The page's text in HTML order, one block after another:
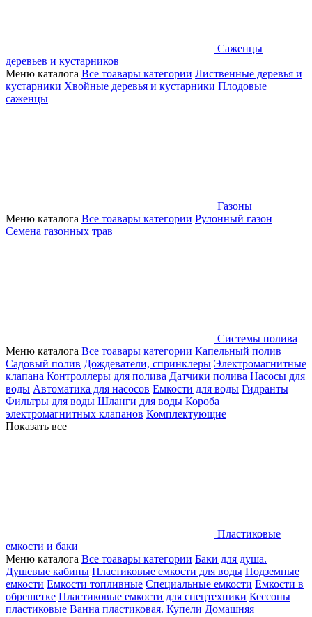
Саженцы
деревьев и кустарников
Меню каталога Все тоавары категории Лиственные деревья и
кустарники Хвойные деревья и кустарники Плодовые
саженцы
Газоны
Меню каталога Все тоавары категории Рулонный газон
Семена газонных трав
Системы полива
Меню каталога Все тоавары категории Капельный полив
Садовый полив Дождеватели, спринклеры Электромагнитные
клапана Контроллеры для полива Датчики полива Насосы для
воды Автоматика для насосов Емкости для воды Гидранты
Фильтры для воды Шланги для воды Короба
электромагнитных клапанов Комплектующие
Показать все
Пластиковые
емкости и баки
Меню каталога Все тоавары категории Баки для душа.
Душевые кабины Пластиковые емкости для воды Подземные
емкости Емкости топливные Специальные емкости Емкости в
обрешетке Пластиковые емкости для спецтехники Кессоны
пластиковые Ванна пластиковая. Купели Домашняя